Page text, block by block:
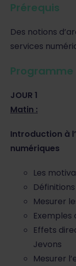
Prérequis
Des notions
services
JOUR 1
Matin :
Introduction à
numériques
Les
Mesurer
Effets
Jevons
Mesurer